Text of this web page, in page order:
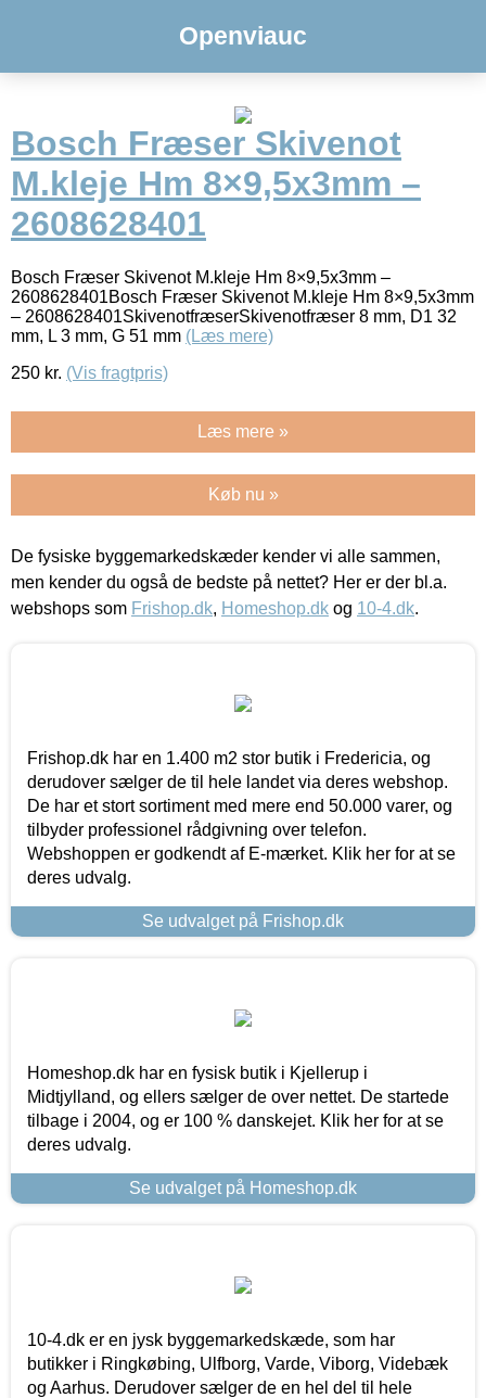
Openviauc
Bosch Fræser Skivenot
M.kleje Hm 8×9,5x3mm –
2608628401
Bosch Fræser Skivenot M.kleje Hm 8×9,5x3mm –
2608628401Bosch Fræser Skivenot M.kleje Hm 8×9,5x3mm
– 2608628401SkivenotfræserSkivenotfræser 8 mm, D1 32
mm, L 3 mm, G 51 mm (Læs mere)
250 kr. (Vis fragtpris)
Læs mere »
Køb nu »
De fysiske byggemarkedskæder kender vi alle sammen,
men kender du også de bedste på nettet? Her er der bl.a.
webshops som Frishop.dk, Homeshop.dk og 10-4.dk.
Frishop.dk har en 1.400 m2 stor butik i Fredericia, og
derudover sælger de til hele landet via deres webshop.
De har et stort sortiment med mere end 50.000 varer, og
tilbyder professionel rådgivning over telefon.
Webshoppen er godkendt af E-mærket. Klik her for at se
deres udvalg.
Se udvalget på Frishop.dk
Homeshop.dk har en fysisk butik i Kjellerup i
Midtjylland, og ellers sælger de over nettet. De startede
tilbage i 2004, og er 100 % danskejet. Klik her for at se
deres udvalg.
Se udvalget på Homeshop.dk
10-4.dk er en jysk byggemarkedskæde, som har
butikker i Ringkøbing, Ulfborg, Varde, Viborg, Videbæk
og Aarhus. Derudover sælger de en hel del til hele